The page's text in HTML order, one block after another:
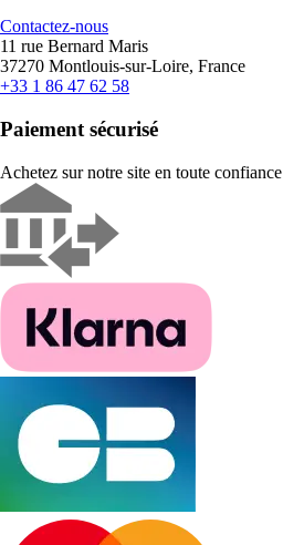
Contactez-nous
11 rue Bernard Maris
37270 Montlouis-sur-Loire, France
+33 1 86 47 62 58
Paiement sécurisé
Achetez sur notre site en toute confiance